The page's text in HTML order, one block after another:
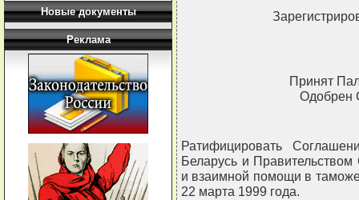
Новые документы
Реклама
Принят
Одобрен
Ратифицировать
Беларусь и Правительством
и взаимной помощи в
22 марта 1999 года.